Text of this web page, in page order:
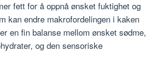
fett for å oppnå ønsket fuktighet og
kan endre makrofordelingen i kaken
en fin balanse mellom ønsket sødme,
og den sensoriske